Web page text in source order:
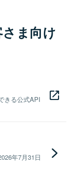
ま向け
きる公式API
年7月31日